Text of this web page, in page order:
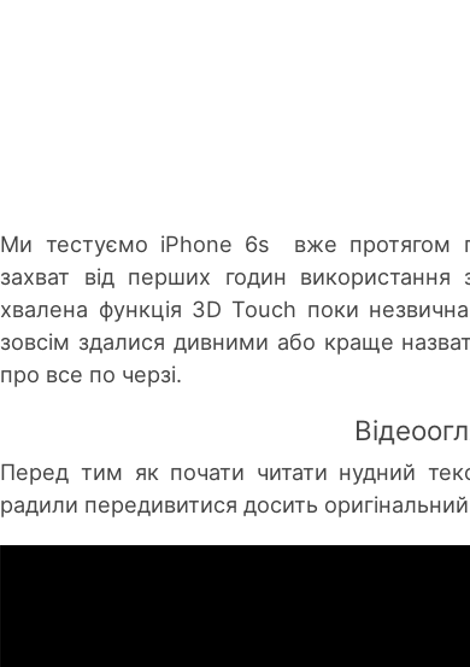
Ми тестуємо iPhone 6s вже протягом
захват від перших годин використання
хвалена функція 3D Touch поки
зовсім здалися дивними або краще
про все по черзі.
Перед тим як почати читати нудний
радили передивитися досить